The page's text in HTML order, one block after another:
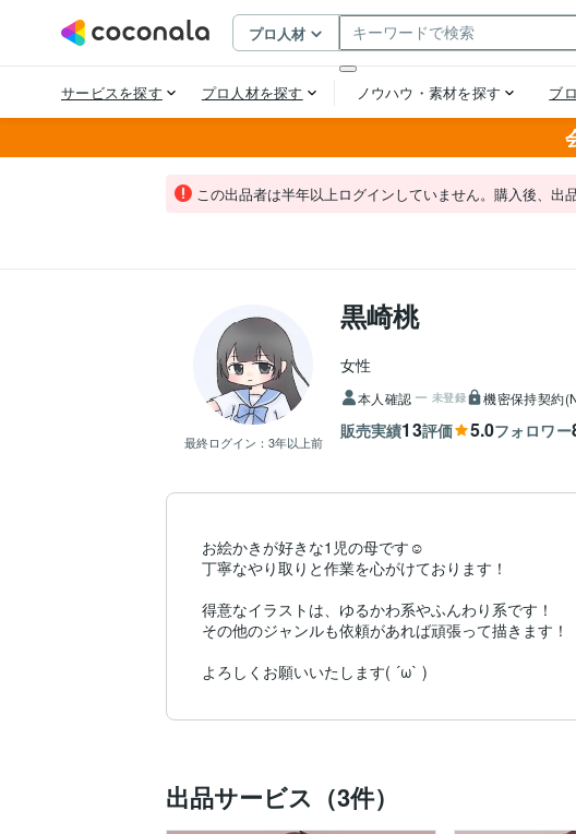
この出品者は半年以上ログインしていません。購入後、出
最終ログイン： 3年以上前
黒崎桃
女性
本人確認 未登録 機密保持契約
販売実績13評価 5.0フォロワー
お絵かきが好きな1児の母です☺︎
丁寧なやり取りと作業を心がけております！
得意なイラストは、ゆるかわ系やふんわり系です！
その他のジャンルも依頼があれば頑張って描きます！
よろしくお願いいたします( ´ω` )
出品サービス（3件）